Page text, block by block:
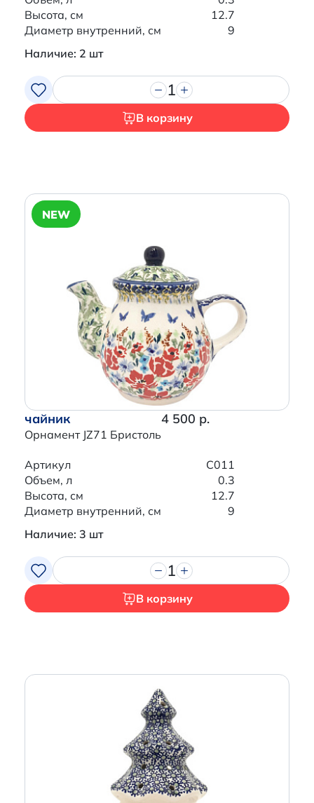
Высота, см
12.7
Диаметр внутренний, см
9
Наличие: 2 шт
1
В корзину
NEW
чайник
Орнамент JZ71 Бристоль
4 500 р.
Артикул
C011
Объем, л
0.3
Высота, см
12.7
Диаметр внутренний, см
9
Наличие: 3 шт
1
В корзину